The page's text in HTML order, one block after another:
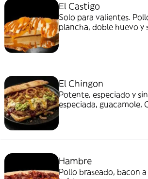
El Castigo
Solo para valientes.
plancha, doble huevo y
El Chingon
Potente, especiado y
especiada, guacamole,
Hambre
Pollo braseado, bacon